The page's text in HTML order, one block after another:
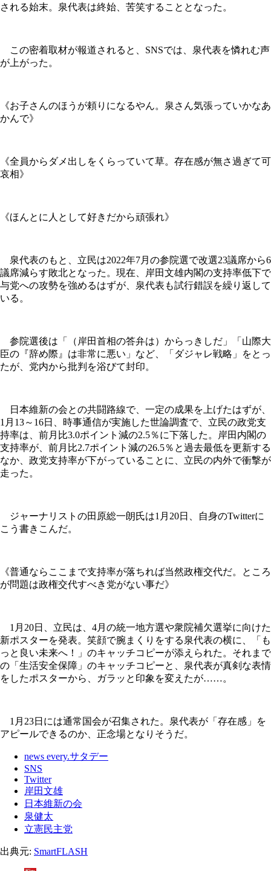
される始末。泉代表は終始、苦笑することとなった。
この密着取材が報道されると、SNSでは、泉代表を憐れむ声
が上がった。
《お子さんのほうが頼りになるやん。泉さん気張っていかなあ
かんで》
《全員からダメ出しをくらっていて草。存在感が無さ過ぎて可
哀相》
《ほんとに人として好きだから頑張れ》
泉代表のもと、立民は2022年7月の参院選で改選23議席から6
議席減らす敗北となった。現在、岸田文雄内閣の支持率低下で
与党への攻勢を強めるはずが、泉代表も試行錯誤を繰り返して
いる。
参院選後は「（岸田首相の答弁は）からっきしだ」「山際大
臣の『辞め際』は非常に悪い」など、「ダジャレ戦略」をとっ
たが、党内から批判を浴びて封印。
日本維新の会との共闘路線で、一定の成果を上げたはずが、
1月13～16日、時事通信が実施した世論調査で、立民の政党支
持率は、前月比3.0ポイント減の2.5％に下落した。岸田内閣の
支持率が、前月比2.7ポイント減の26.5％と過去最低を更新する
なか、政党支持率が下がっていることに、立民の内外で衝撃が
走った。
ジャーナリストの田原総一朗氏は1月20日、自身のTwitterに
こう書きこんだ。
《普通ならここまで支持率が落ちれば当然政権交代だ。ところ
が問題は政権交代すべき党がない事だ》
1月20日、立民は、4月の統一地方選や衆院補欠選挙に向けた
新ポスターを発表。笑顔で腕まくりをする泉代表の横に、「も
っと良い未来へ！」のキャッチコピーが添えられた。それまで
の「生活安全保障」のキャッチコピーと、泉代表が真剣な表情
をしたポスターから、ガラッと印象を変えたが……。
1月23日には通常国会が召集された。泉代表が「存在感」を
アピールできるのか、正念場となりそうだ。
news every.サタデー
SNS
Twitter
岸田文雄
日本維新の会
泉健太
立憲民主党
出典元: SmartFLASH